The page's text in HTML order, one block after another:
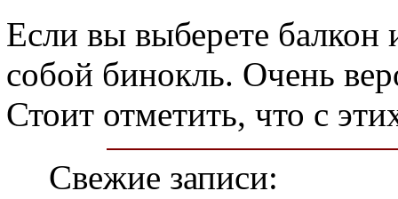
Если вы выберете балкон
собой бинокль. Очень
Стоит отметить, что с
Свежие записи: